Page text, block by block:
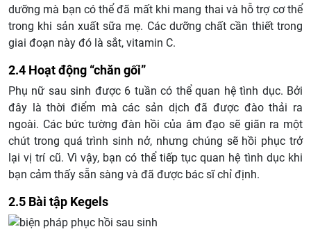
dưỡng mà bạn có thể đã mất khi mang thai và hỗ trợ cơ thể
trong khi sản xuất sữa mẹ. Các dưỡng chất cần thiết trong
giai đoạn này đó là sắt, vitamin C.
2.4 Hoạt động “chăn gối”
Phụ nữ sau sinh được 6 tuần có thể quan hệ tình dục. Bởi
đây là thời điểm mà các sản dịch đã được đào thải ra
ngoài. Các bức tường đàn hồi của âm đạo sẽ giãn ra một
chút trong quá trình sinh nở, nhưng chúng sẽ hồi phục trở
lại vị trí cũ. Vì vậy, bạn có thể tiếp tục quan hệ tình dục khi
bạn cảm thấy sẵn sàng và đã được bác sĩ chỉ định.
2.5 Bài tập Kegels